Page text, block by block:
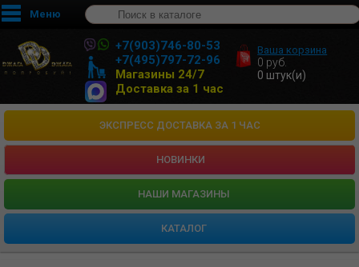
Меню
+7(903)746-80-53
+7(495)797-72-96
Магазины 24/7
Доставка за 1 час
Ваша корзина
0 руб.
0 штук(и)
ЭКСПРЕСС ДОСТАВКА ЗА 1 ЧАС
НОВИНКИ
HАШИ МАГАЗИНЫ
КАТАЛОГ